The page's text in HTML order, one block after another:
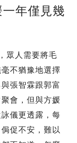
年僅見幾
眾人需要將毛
不猶豫地選擇
張智霖跟郭富
會，但與方媛
儀更透露，每
促不安，難以